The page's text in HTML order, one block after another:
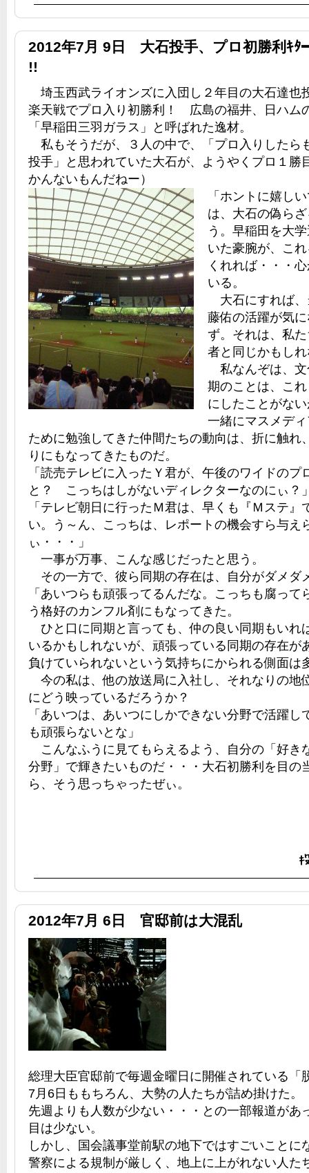
2012年7月 9日 大石投手、プロ初勝
!!
埼玉西武ライオンズに入団し２年目の大石達也
楽天戦でプロ入り初勝利！ 広島の福井、日ハム
「早稲田三羽ガラス」と呼ばれた逸材。
私もそうだが、３人の中で、「プロ入りしたら
投手」と思われていた大石が、ようやくプロ１勝
かんないもんだねー）
「ホントに嬉し
は、大石の偽ら
う。早稲田を大
いた豪腕が、こ
くれれば・・・
いる。
大石にすれば、
藤佑の活躍が気
ず。それは、私
者と同じかもし
私なんぞは、文
期のことは、こ
にしたことがな
一緒にマスメデ
ために勉強してきた仲間たちの動向は、折に触れ
りにもなってきたものだ。
「読売テレビに入ったＹ君が、午後のワイドのプ
と？ こっちはしがないディレクターなのにぃ？
「テレビ朝日に行ったＭ君は、早くも『Ｍステ』
い。う～ん、こっちは、レポートの機会すら与え
ぃ・・・」
一事が万事、こんな感じだったと思う。
その一方で、彼ら同期の存在は、自分がダメダ
「あいつらも頑張ってるんだな。こっちも腐って
う格好のカンフル剤にもなってきた。
ひと口に同期と言っても、仲の良い同期もいれ
いるかもしれないが、頑張っている同期の存在が
負けていられないという気持ちにかられる側面は
今の私は、他の放送局に入社し、それなりの地
にどう映っているだろうか？
「あいつは、あいつにしかできない分野で活躍し
も頑張らないとな」
こんなふうに見てもらえるよう、自分の「好き
分野」で輝きたいものだ・・・大石初勝利を目の
ら、そう思っちゃったぜぃ。
2012年7月 6日 官邸前は大混乱
総理大臣官邸前で毎週金曜日に開催されている「
7月6日ももちろん、大勢の人たちが詰め掛けた。
先週よりも人数が少ない・・・との一部報道があ
目は少ない。
しかし、国会議事堂前駅の地下ではすごいことに
警察による規制が厳しく、地上に上がれない人た